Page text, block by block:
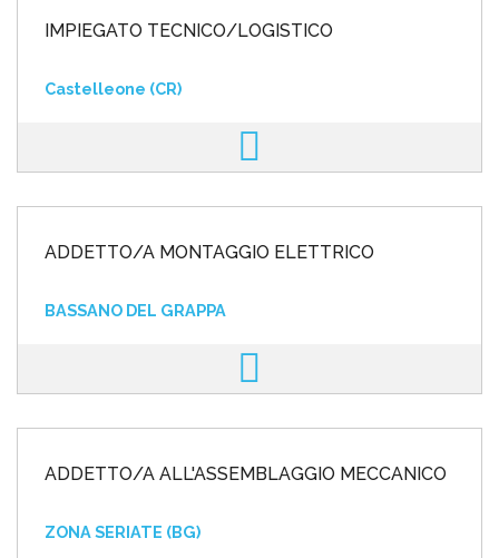
IMPIEGATO TECNICO/LOGISTICO
Castelleone (CR)
ADDETTO/A MONTAGGIO ELETTRICO
BASSANO DEL GRAPPA
ADDETTO/A ALL'ASSEMBLAGGIO MECCANICO
ZONA SERIATE (BG)